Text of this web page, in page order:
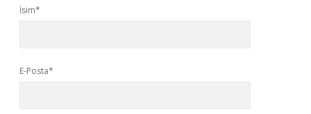
İsim*
E-Posta*